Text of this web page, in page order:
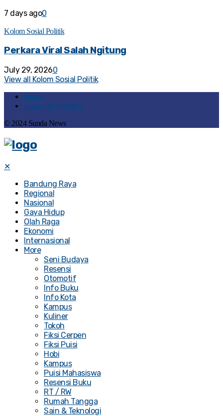
7 days ago0
Kolom Sosial Politik
Perkara Viral Salah Ngitung
July 29, 20260
View all Kolom Sosial Politik
Home
Susunan Redaksi
© 2024 Sunda News
✕
Bandung Raya
Regional
Nasional
Gaya Hidup
Olah Raga
Ekonomi
Internasional
More
Seni Budaya
Resensi
Otomotif
Info Buku
Info Kota
Kampus
Kuliner
Tokoh
Fiksi Cerpen
Fiksi Puisi
Hobi
Kampus
Puisi Mahasiswa
Resensi Buku
RT / RW
Rumah Tangga
Sain & Teknologi